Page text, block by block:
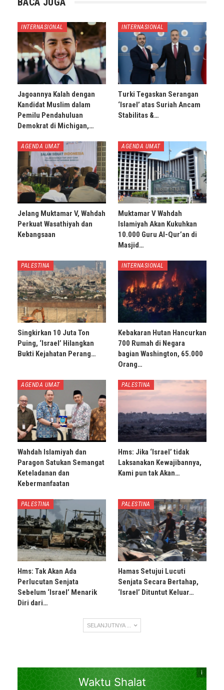
INTERNASIONAL
Jagoannya Kalah dengan
Kandidat Muslim dalam
Pemilu Pendahuluan
Demokrat di Michigan,…
INTERNASIONAL
Turki Tegaskan Serangan
‘Israel’ atas Suriah Ancam
Stabilitas &…
AGENDA UMAT
Jelang Muktamar V, Wahdah
Perkuat Wasathiyah dan
Kebangsaan
AGENDA UMAT
Muktamar V Wahdah
Islamiyah Akan Kukuhkan
10.000 Guru Al-Qur’an di
Masjid…
PALESTINA
Singkirkan 10 Juta Ton
Puing, ‘Israel’ Hilangkan
Bukti Kejahatan Perang…
INTERNASIONAL
Kebakaran Hutan Hancurkan
700 Rumah di Negara
bagian Washington, 65.000
Orang…
AGENDA UMAT
Wahdah Islamiyah dan
Paragon Satukan Semangat
Keteladanan dan
Kebermanfaatan
PALESTINA
Hms: Jika ‘Israel’ tidak
Laksanakan Kewajibannya,
Kami pun tak Akan…
PALESTINA
Hms: Tak Akan Ada
Perlucutan Senjata
Sebelum ‘Israel’ Menarik
Diri dari…
PALESTINA
Hamas Setujui Lucuti
Senjata Secara Bertahap,
‘Israel’ Dituntut Keluar…
SELANJUTNYA ...